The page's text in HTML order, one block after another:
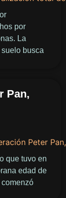
por
La
busca
Pan,
que tuvo en
edad de